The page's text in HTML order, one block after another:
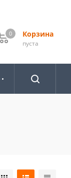
Корзина
0
пуста
0